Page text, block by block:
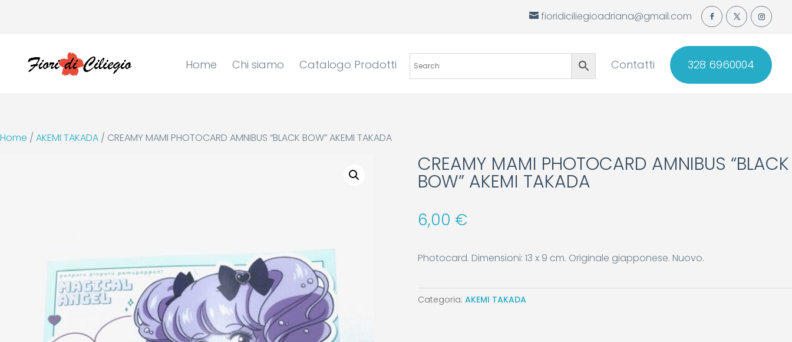
fioridiciliegioadriana@gmail.com
Home Chi siamo Catalogo Prodotti Contatti 328 6960004
Home / AKEMI TAKADA / CREAMY MAMI PHOTOCARD AMNIBUS “BLACK BOW” AKEMI TAKADA
CREAMY MAMI PHOTOCARD AMNIBUS “BLACK
BOW” AKEMI TAKADA
6,00 €
Photocard. Dimensioni: 13 x 9 cm. Originale giapponese. Nuovo.
Categoria: AKEMI TAKADA